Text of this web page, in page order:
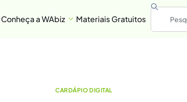
Conheça a WAbiz Materiais Gratuitos
CARDÁPIO DIGITAL